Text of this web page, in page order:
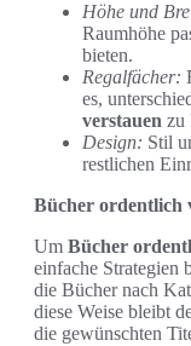
Höhe und
Raumhöhe
bieten.
Regalfächer:
es,
verstauen zu
Design: Stil
restlichen
Bücher ordentlich
Um Bücher
einfache Strategien
die Bücher nach
diese Weise bleibt
die gewünschten